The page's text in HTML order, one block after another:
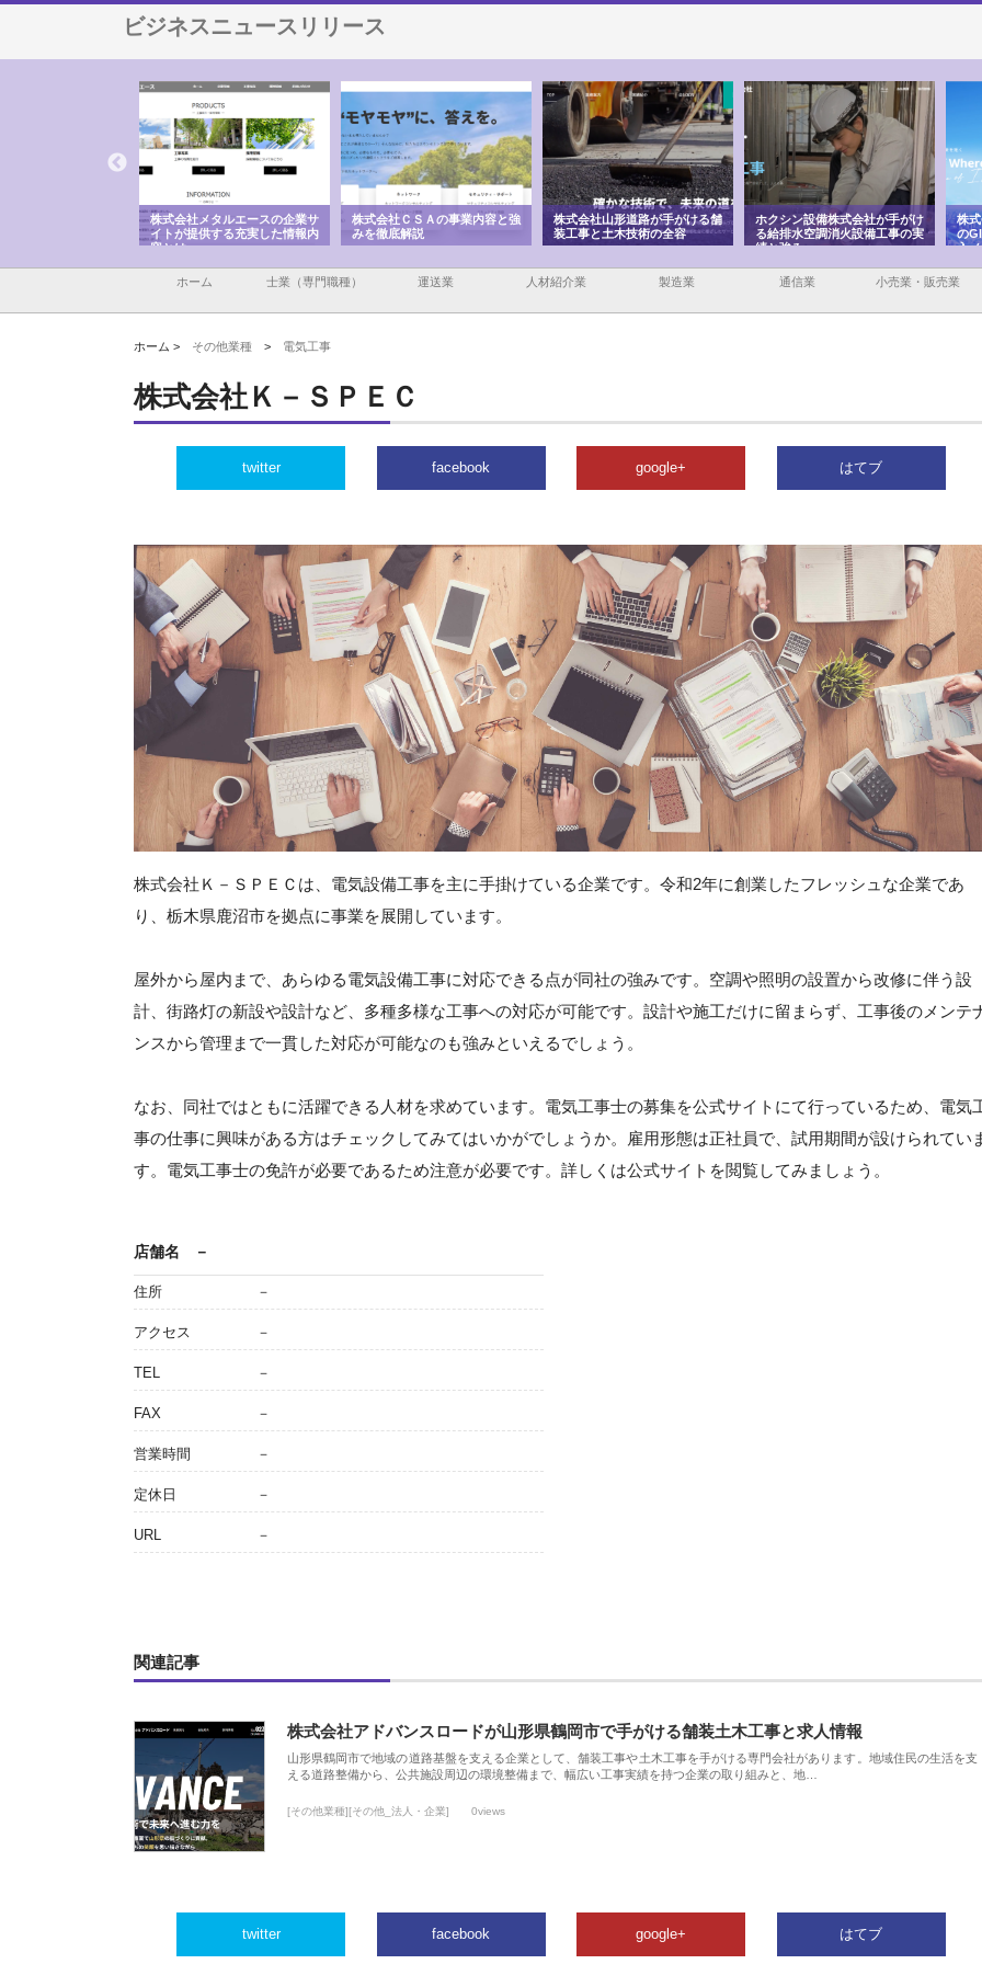
ビジネスニュースリリース
株式会社メタルエースの企業サ
イトが提供する充実した情報内
容とは
株式会社ＣＳＡの事業内容と強
みを徹底解説
株式会社山形道路が手がける舗
装工事と土木技術の全容
ホクシン設備株式会社が手がけ
る給排水空調消火設備工事の実
績と強み
株
の
入
ホーム 士業（専門職種） 運送業 人材紹介業 製造業 通信業 小売業・販売業
ホーム > その他業種 > 電気工事
株式会社Ｋ－ＳＰＥＣ
twitter facebook google+ はてブ
株式会社Ｋ－ＳＰＥＣは、電気設備工事を主に手掛けている企業です。令和2年に創業したフレッシュな企業であ
り、栃木県鹿沼市を拠点に事業を展開しています。
屋外から屋内まで、あらゆる電気設備工事に対応できる点が同社の強みです。空調や照明の設置から改修に伴う設
計、街路灯の新設や設計など、多種多様な工事への対応が可能です。設計や施工だけに留まらず、工事後のメンテ
ンスから管理まで一貫した対応が可能なのも強みといえるでしょう。
なお、同社ではともに活躍できる人材を求めています。電気工事士の募集を公式サイトにて行っているため、電気
事の仕事に興味がある方はチェックしてみてはいかがでしょうか。雇用形態は正社員で、試用期間が設けられてい
す。電気工事士の免許が必要であるため注意が必要です。詳しくは公式サイトを閲覧してみましょう。
店舗名 －
住所 －
アクセス －
TEL －
FAX －
営業時間 －
定休日 －
URL －
関連記事
株式会社アドバンスロードが山形県鶴岡市で手がける舗装土木工事と求人情報
山形県鶴岡市で地域の道路基盤を支える企業として、舗装工事や土木工事を手がける専門会社があります。地域住民の生活を支
える道路整備から、公共施設周辺の環境整備まで、幅広い工事実績を持つ企業の取り組みと、地…
[その他業種][その他_法人・企業] 0views
twitter facebook google+ はてブ